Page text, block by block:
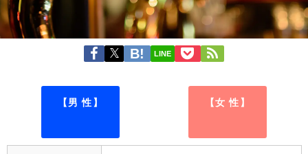
LINE
【男 性】 【女 性】